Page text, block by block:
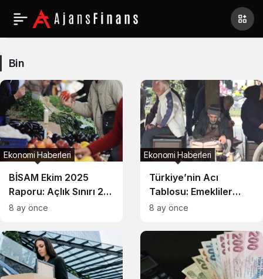
Bin
Bin
BİSAM Ekim 2025
Raporu: Açlık Sınırı 27
Bin TL’ye Dayandı,
Aştı
Ekonomi Haberleri
8 ay önce
Türkiye’nin Acı
Tablosu: Emekliler
İŞKUR Kapısında İş
Ekonomi Haberleri
8 ay önce